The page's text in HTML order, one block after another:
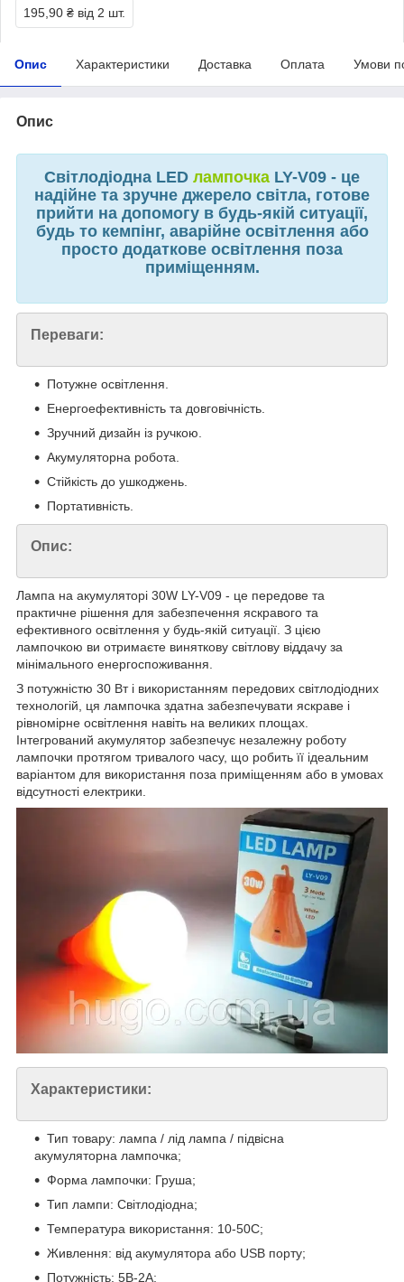
195,90 ₴ від 2 шт.
Опис Характеристики Доставка Оплата Умови
Опис
Світлодіодна LED лампочка LY-V09 - це
надійне та зручне джерело світла, готове
прийти на допомогу в будь-якій ситуації,
будь то кемпінг, аварійне освітлення або
просто додаткове освітлення поза
приміщенням.
Переваги:
Потужне освітлення.
Енергоефективність та довговічність.
Зручний дизайн із ручкою.
Акумуляторна робота.
Стійкість до ушкоджень.
Портативність.
Опис:
Лампа на акумуляторі 30W LY-V09 - це передове та
практичне рішення для забезпечення яскравого та
ефективного освітлення у будь-якій ситуації. З цією
лампочкою ви отримаєте виняткову світлову віддачу за
мінімального енергоспоживання.
З потужністю 30 Вт і використанням передових світлодіодних
технологій, ця лампочка здатна забезпечувати яскраве і
рівномірне освітлення навіть на великих площах.
Інтегрований акумулятор забезпечує незалежну роботу
лампочки протягом тривалого часу, що робить її ідеальним
варіантом для використання поза приміщенням або в умовах
відсутності електрики.
Характеристики:
Тип товару: лампа / лід лампа / підвісна
акумуляторна лампочка;
Форма лампочки: Груша;
Тип лампи: Світлодіодна;
Температура використання: 10-50С;
Живлення: від акумулятора або USB порту;
Потужність: 5В-2А;